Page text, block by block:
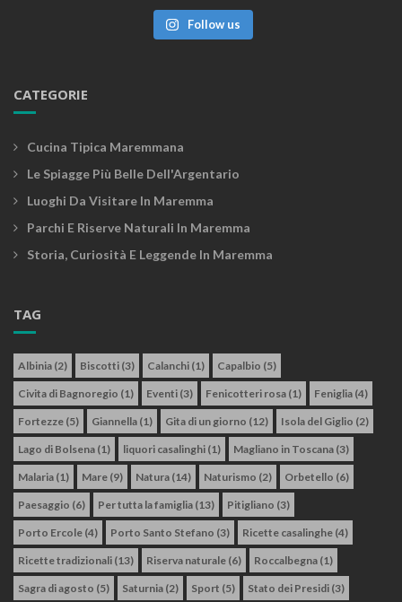
Follow us
CATEGORIE
Cucina Tipica Maremmana
Le Spiagge Più Belle Dell'Argentario
Luoghi Da Visitare In Maremma
Parchi E Riserve Naturali In Maremma
Storia, Curiosità E Leggende In Maremma
TAG
Albinia (2) Biscotti (3) Calanchi (1) Capalbio (5)
Civita di Bagnoregio (1) Eventi (3) Fenicotteri rosa (1) Feniglia (4)
Fortezze (5) Giannella (1) Gita di un giorno (12) Isola del Giglio (2)
Lago di Bolsena (1) liquori casalinghi (1) Magliano in Toscana (3)
Malaria (1) Mare (9) Natura (14) Naturismo (2) Orbetello (6)
Paesaggio (6) Per tutta la famiglia (13) Pitigliano (3)
Porto Ercole (4) Porto Santo Stefano (3) Ricette casalinghe (4)
Ricette tradizionali (13) Riserva naturale (6) Roccalbegna (1)
Sagra di agosto (5) Saturnia (2) Sport (5) Stato dei Presidi (3)